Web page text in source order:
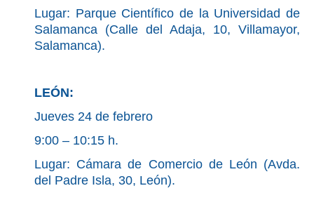
Lugar: Parque Científico de la Universidad de
Salamanca (Calle del Adaja, 10, Villamayor,
Salamanca).
LEÓN:
Jueves 24 de febrero
9:00 – 10:15 h.
Lugar: Cámara de Comercio de León (Avda.
del Padre Isla, 30, León).